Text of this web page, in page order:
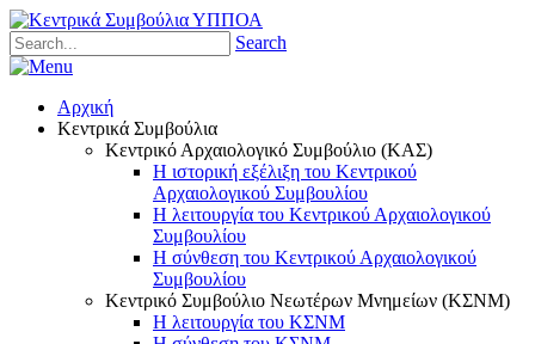
Search
Αρχική
Κεντρικά Συμβούλια
Κεντρικό Αρχαιολογικό Συμβούλιο (ΚΑΣ)
Η ιστορική εξέλιξη του Κεντρικού
Αρχαιολογικού Συμβουλίου
Η λειτουργία του Κεντρικού Αρχαιολογικού
Συμβουλίου
Η σύνθεση του Κεντρικού Αρχαιολογικού
Συμβουλίου
Κεντρικό Συμβούλιο Νεωτέρων Μνημείων (ΚΣΝΜ)
Η λειτουργία του ΚΣΝΜ